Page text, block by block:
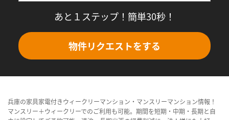
あと１ステップ！簡単30秒！
物件リクエストをする
兵庫の家具家電付きウィークリーマンション・マンスリーマンション情報！
マンスリー＋ウィークリーでのご利用も可能。期間を短期・中期・長期と自